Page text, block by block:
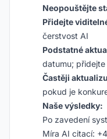
Neopouštějte
Přidejte
čerstvost AI
Podstatné
datumu;
Častěji
pokud je
Naše výsledky:
Po zavedení
Míra AI citací: